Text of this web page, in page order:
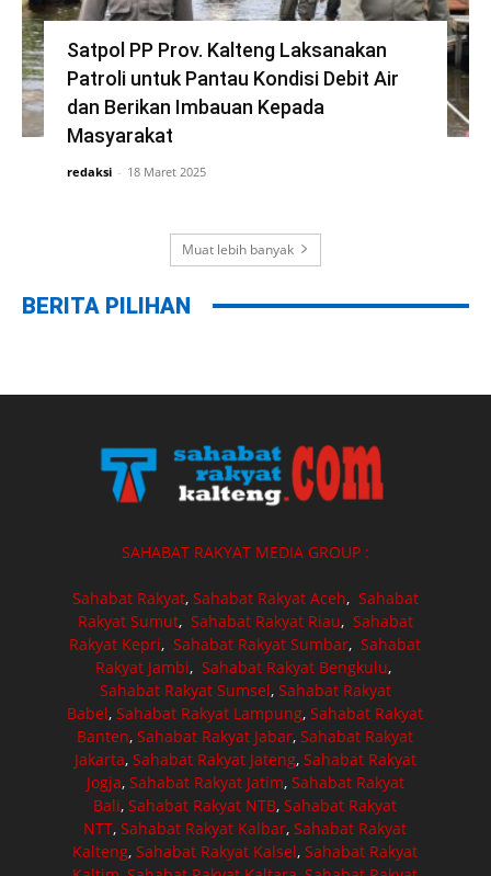
Satpol PP Prov. Kalteng Laksanakan
Patroli untuk Pantau Kondisi Debit Air
dan Berikan Imbauan Kepada
Masyarakat
redaksi - 18 Maret 2025
Muat lebih banyak
BERITA PILIHAN
SAHABAT RAKYAT MEDIA GROUP :
Sahabat Rakyat, Sahabat Rakyat Aceh, Sahabat
Rakyat Sumut, Sahabat Rakyat Riau, Sahabat
Rakyat Kepri,Sahabat Rakyat Sumbar,Sahabat
Rakyat Jambi, Sahabat Rakyat Bengkulu,
Sahabat Rakyat Sumsel, Sahabat Rakyat
Babel,Sahabat Rakyat Lampung,Sahabat Rakyat
Banten,Sahabat Rakyat Jabar,Sahabat Rakyat
Jakarta, Sahabat Rakyat Jateng, Sahabat Rakyat
Jogja, Sahabat Rakyat Jatim, Sahabat Rakyat
Bali,Sahabat Rakyat NTB,Sahabat Rakyat
NTT,Sahabat Rakyat Kalbar,Sahabat Rakyat
Kalteng,Sahabat Rakyat Kalsel,Sahabat Rakyat